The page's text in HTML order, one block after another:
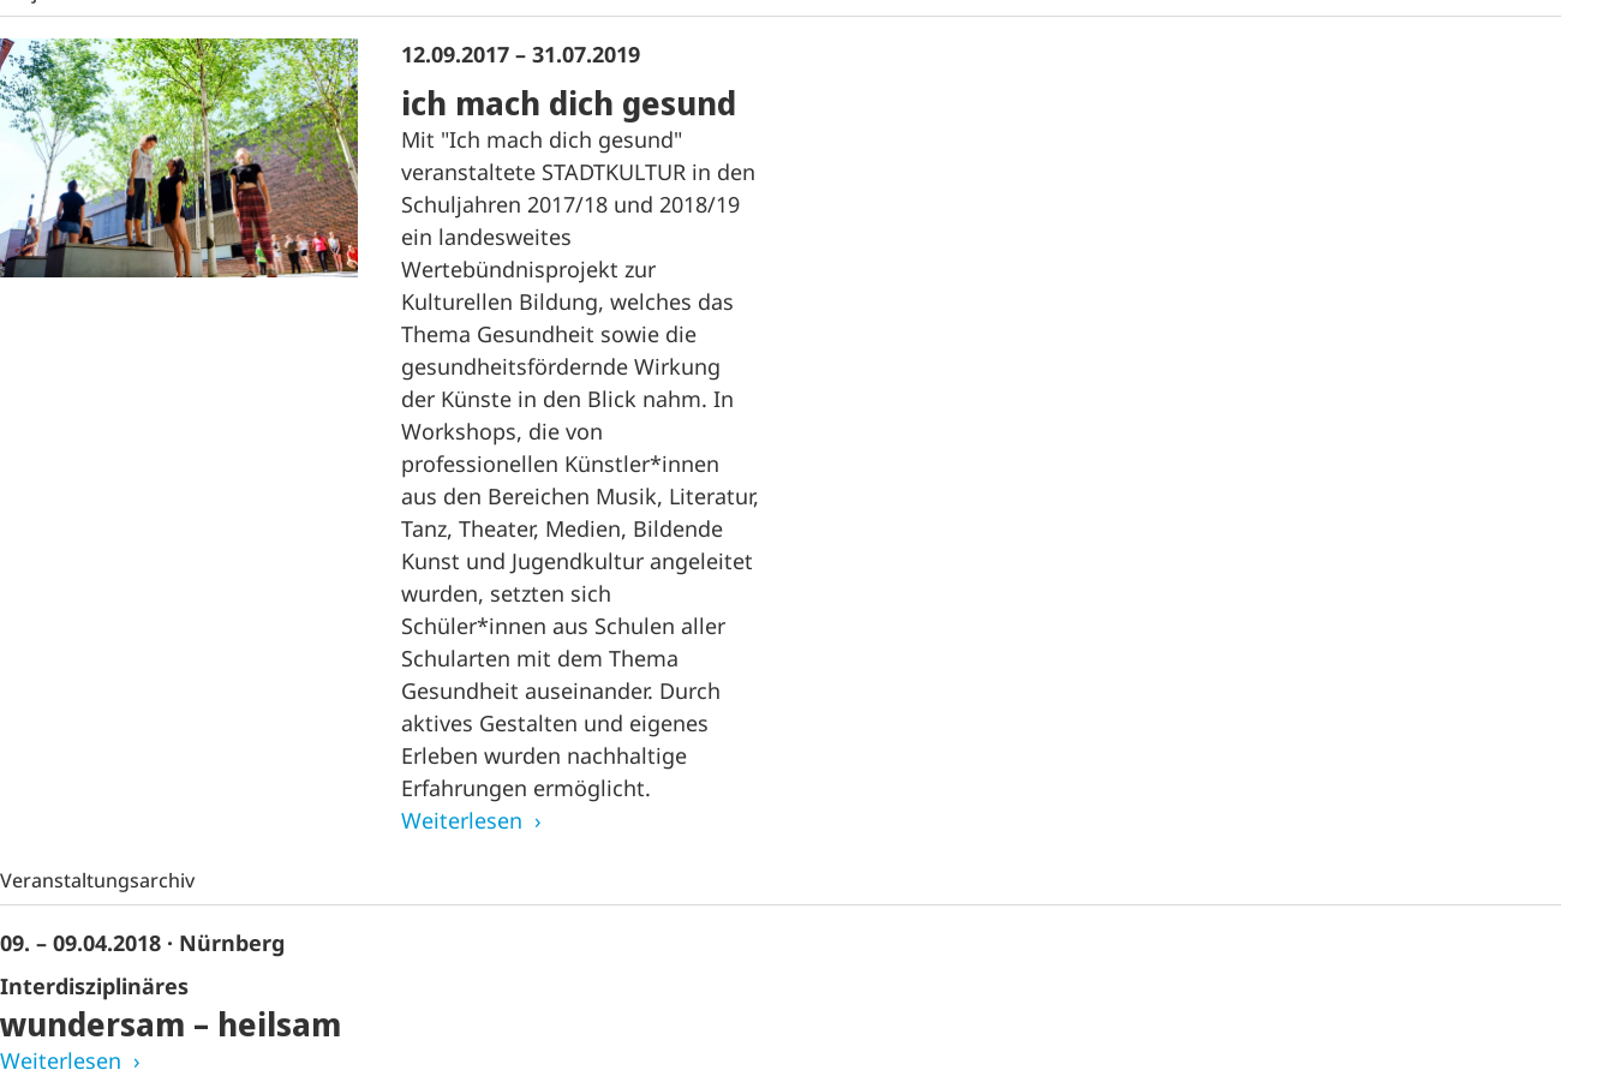
12.09.2017 – 31.07.2019
ich mach dich gesund
Mit "Ich mach dich gesund"
veranstaltete STADTKULTUR in den
Schuljahren 2017/18 und 2018/19
ein landesweites
Wertebündnisprojekt zur
Kulturellen Bildung, welches das
Thema Gesundheit sowie die
gesundheitsfördernde Wirkung
der Künste in den Blick nahm. In
Workshops, die von
professionellen Künstler*innen
aus den Bereichen Musik, Literatur,
Tanz, Theater, Medien, Bildende
Kunst und Jugendkultur angeleitet
wurden, setzten sich
Schüler*innen aus Schulen aller
Schularten mit dem Thema
Gesundheit auseinander. Durch
aktives Gestalten und eigenes
Erleben wurden nachhaltige
Erfahrungen ermöglicht.
Weiterlesen
Veranstaltungsarchiv
09. – 09.04.2018 · Nürnberg
Interdisziplinäres
wundersam – heilsam
Weiterlesen